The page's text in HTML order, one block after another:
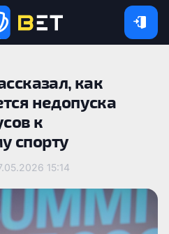
как
недопуска
к
спорту
15:14